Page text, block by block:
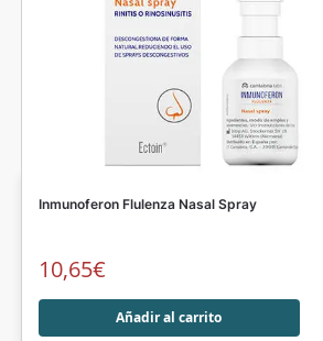
Inmunoferon Flulenza Nasal Spray
10,65€
Añadir al carrito